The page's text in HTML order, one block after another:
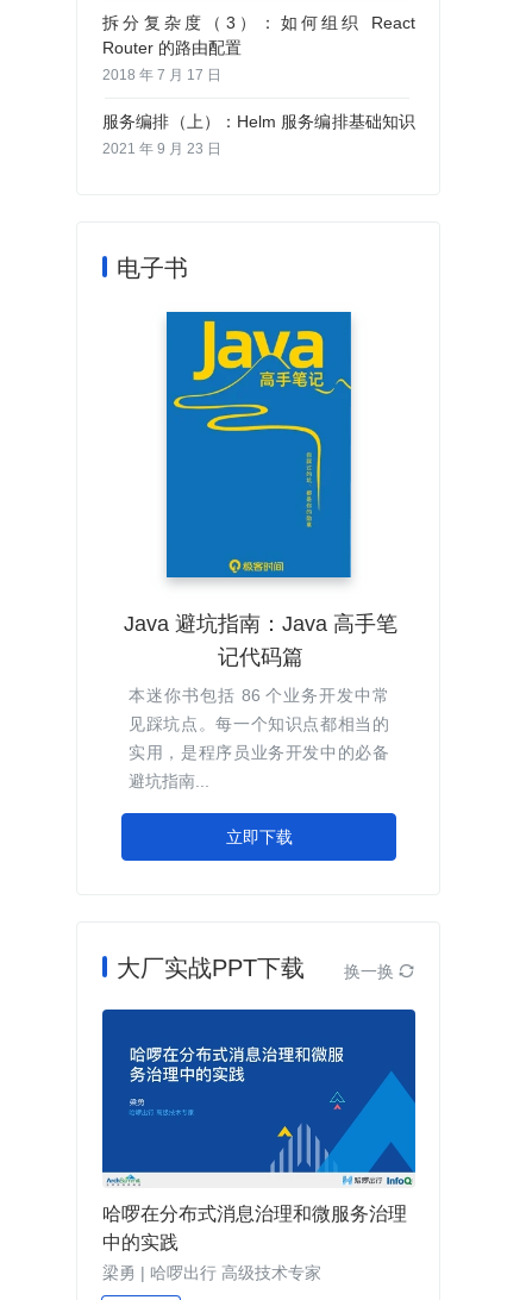
拆分复杂度（3）：如何组织 React
Router 的路由配置
2018 年 7 月 17 日
服务编排（上）：Helm 服务编排基础知识
2021 年 9 月 23 日
电子书
Java 避坑指南：Java 高手笔
记代码篇
本迷你书包括 86 个业务开发中常
见踩坑点。每一个知识点都相当的
实用，是程序员业务开发中的必备
避坑指南...
立即下载
大厂实战PPT下载 换一换 
哈啰在分布式消息治理和微服务治理
中的实践
梁勇 | 哈啰出行 高级技术专家